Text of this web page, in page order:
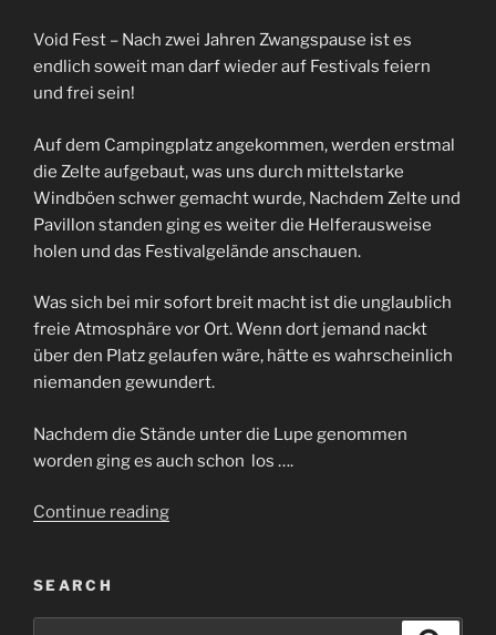
Void Fest – Nach zwei Jahren Zwangspause ist es
endlich soweit man darf wieder auf Festivals feiern
und frei sein!
Auf dem Campingplatz angekommen, werden erstmal
die Zelte aufgebaut, was uns durch mittelstarke
Windböen schwer gemacht wurde, Nachdem Zelte und
Pavillon standen ging es weiter die Helferausweise
holen und das Festivalgelände anschauen.
Was sich bei mir sofort breit macht ist die unglaublich
freie Atmosphäre vor Ort. Wenn dort jemand nackt
über den Platz gelaufen wäre, hätte es wahrscheinlich
niemanden gewundert.
Nachdem die Stände unter die Lupe genommen
worden ging es auch schon los ….
Continue reading“Voidfest
SEARCH